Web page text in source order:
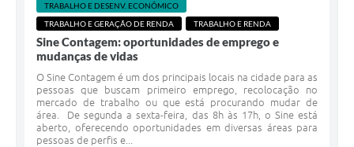
TRABALHO E DESENV. ECONÔMICO
TRABALHO E GERAÇÃO DE RENDA
TRABALHO E RENDA
Sine Contagem: oportunidades de emprego e
mudanças de vidas
O Sine Contagem é um dos principais locais na cidade para as
pessoas que buscam primeiro emprego, recolocação no
mercado de trabalho ou que está procurando mudar de
área. De segunda a sexta-feira, das 8h às 17h, o Sine está
aberto, oferecendo oportunidades em diversas áreas para
pessoas de perfis e...